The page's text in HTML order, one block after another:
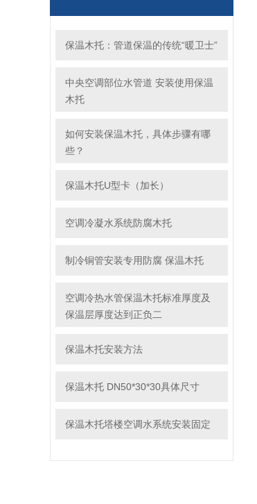
保温木托：管道保温的传统“暖卫士”
中央空调部位水管道 安装使用保温
木托
如何安装保温木托，具体步骤有哪
些？
保温木托U型卡（加长）
空调冷凝水系统防腐木托
制冷铜管安装专用防腐 保温木托
空调冷热水管保温木托标准厚度及
保温层厚度达到正负二
保温木托安装方法
保温木托 DN50*30*30具体尺寸
保温木托塔楼空调水系统安装固定